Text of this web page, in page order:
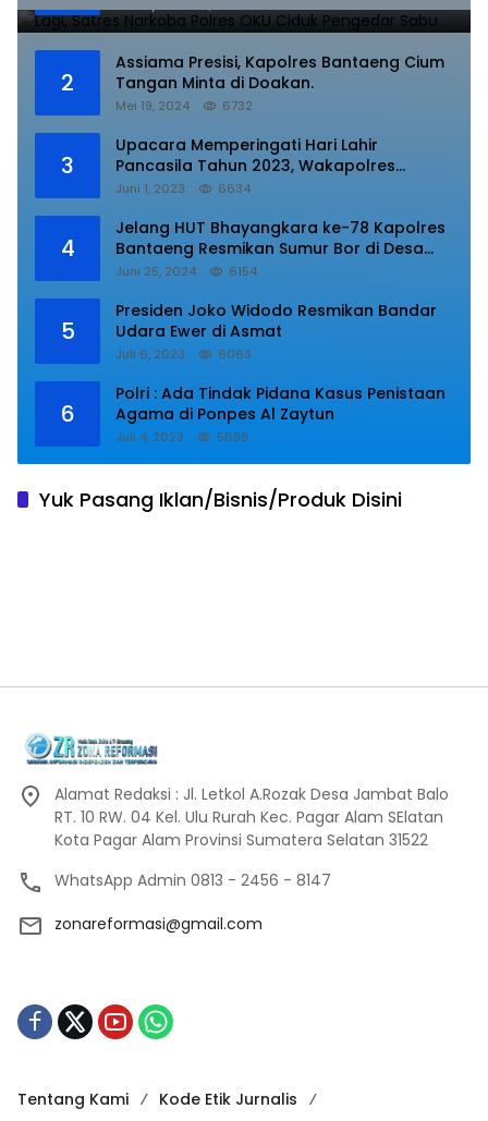
2
Assiama Presisi, Kapolres Bantaeng Cium
Tangan Minta di Doakan.
Mei 19, 2024 6732
3
Upacara Memperingati Hari Lahir
Pancasila Tahun 2023, Wakapolres
Lampung Utara Bacakan Amanat Kepala
Juni 1, 2023 6634
4
Jelang HUT Bhayangkara ke-78 Kapolres
Bantaeng Resmikan Sumur Bor di Desa
Kaloling Bantaeng
Juni 25, 2024 6154
5
Presiden Joko Widodo Resmikan Bandar
Udara Ewer di Asmat
Juli 6, 2023 6063
6
Polri : Ada Tindak Pidana Kasus Penistaan
Agama di Ponpes Al Zaytun
Juli 4, 2023 5699
Yuk Pasang Iklan/Bisnis/Produk Disini
Alamat Redaksi : Jl. Letkol A.Rozak Desa Jambat Balo
RT. 10 RW. 04 Kel. Ulu Rurah Kec. Pagar Alam SElatan
Kota Pagar Alam Provinsi Sumatera Selatan 31522
WhatsApp Admin 0813 - 2456 - 8147
zonareformasi@gmail.com
Tentang Kami
Kode Etik Jurnalis